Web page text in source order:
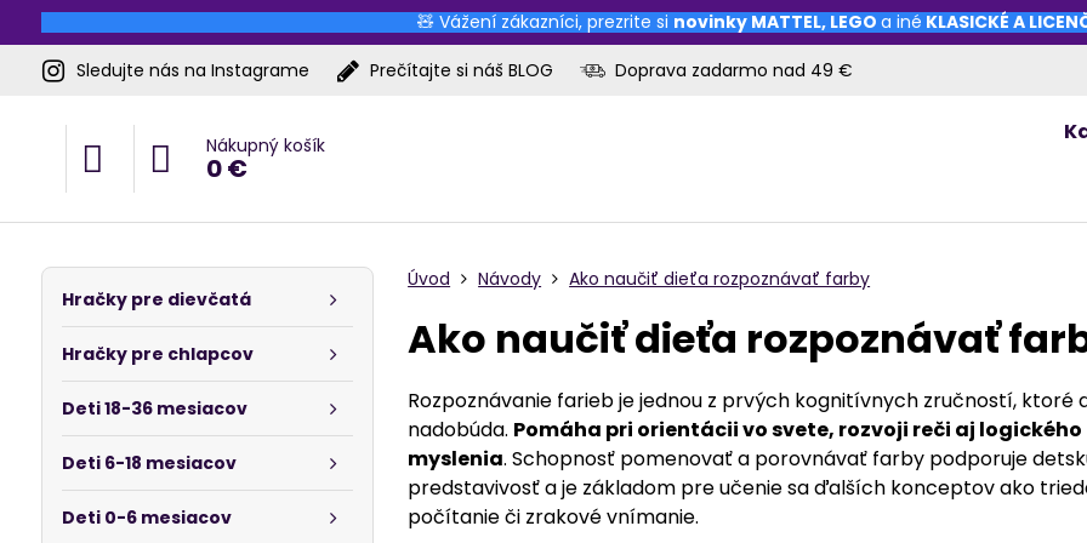
🧸 Vážení zákazníci, prezrite si novinky MATTEL, LEGO a iné KLASICKÉ A
Sledujte nás na Instagrame
Prečítajte si náš BLOG Doprava zadarmo nad 49 €
Nákupný košík
0 €
Úvod Návody Ako naučiť dieťa rozpoznávať farby
Ako naučiť dieťa rozpoznávať
Rozpoznávanie farieb je jednou z prvých kognitívnych zručností, ktoré
nadobúda. Pomáha pri orientácii vo svete, rozvoji reči aj logického
myslenia. Schopnosť pomenovať a porovnávať farby podporuje
predstavivosť a je základom pre učenie sa ďalších konceptov ako
počítanie či zrakové vnímanie.
Hračky pre dievčatá
Hračky pre chlapcov
Deti 18-36 mesiacov
Deti 6-18 mesiacov
Deti 0-6 mesiacov